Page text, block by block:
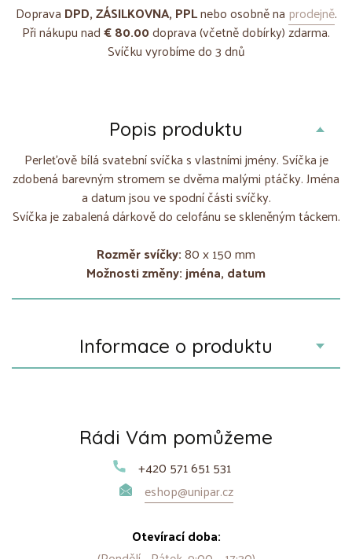
Doprava DPD, ZÁSILKOVNA, PPLnebo osobně na prodejně.
Při nákupu nad€ 80.00doprava (včetně dobírky) zdarma.
Svíčku vyrobíme do 3 dnů
Popis produktu
Perleťově bílá svatební svíčka s vlastními jmény. Svíčka je
zdobená barevným stromem se dvěma malými ptáčky. Jména
a datum jsou ve spodní části svíčky.
Svíčka je zabalená dárkově do celofánu se skleněným táckem.
Rozměr svíčky:80 x 150 mm
Možnosti změny: jména, datum
Informace o produktu
Rádi Vám pomůžeme
+420 571 651 531
eshop@unipar.cz
Otevírací doba: